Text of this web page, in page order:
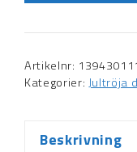
Artikelnr:
Kategorier: Jultröja
Beskrivning